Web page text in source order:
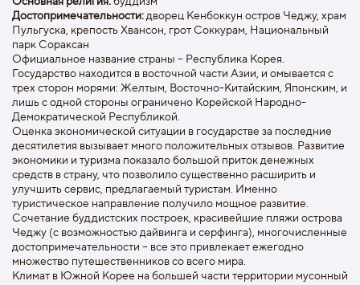
Достопримечательности:дворец Кенбоккун остров Чеджу, храм
Пульгуска, крепость Хвансон, грот Соккурам, Национальный
парк Сораксан
Официальное название страны – Республика Корея.
Государство находится в восточной части Азии, и омывается с
трех сторон морями: Желтым, Восточно-Китайским, Японским, и
лишь с одной стороны ограничено Корейской Народно-
Демократической Республикой.
Оценка экономической ситуации в государстве за последние
десятилетия вызывает много положительных отзывов. Развитие
экономики и туризма показало большой приток денежных
средств в страну, что позволило существенно расширить и
улучшить сервис, предлагаемый туристам. Именно
туристическое направление получило мощное развитие.
Сочетание буддистских построек, красивейшие пляжи острова
Чеджу (с возможностью дайвинга и серфинга), многочисленные
достопримечательности – все это привлекает ежегодно
множество путешественников со всего мира.
Климат в Южной Корее на большей части территории мусонный